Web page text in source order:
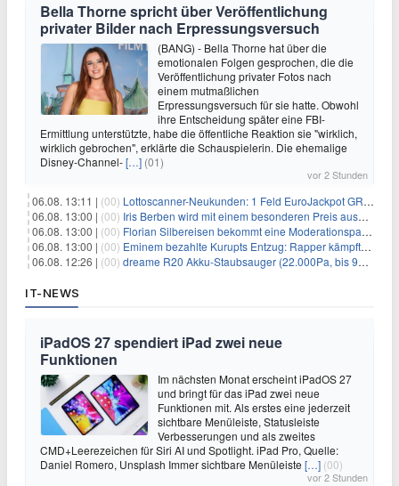
Bella Thorne spricht über Veröffentlichung
privater Bilder nach Erpressungsversuch
(BANG) - Bella Thorne hat über die
emotionalen Folgen gesprochen, die die
Veröffentlichung privater Fotos nach
einem mutmaßlichen
Erpressungsversuch für sie hatte. Obwohl
ihre Entscheidung später eine FBI-
Ermittlung unterstützte, habe die öffentliche Reaktion sie "wirklich,
wirklich gebrochen", erklärte die Schauspielerin. Die ehemalige
Disney-Channel-[…] (01)
vor 2 Stunden
06.08. 13:11 | (00) Lottoscanner-Neukunden: 1 Feld EuroJackpot GRATIS spielen
06.08. 13:00 | (00) Iris Berben wird mit einem besonderen Preis ausgezeichnet
06.08. 13:00 | (00) Florian Silbereisen bekommt eine Moderationspartnerin
06.08. 13:00 | (00) Eminem bezahlte Kurupts Entzug: Rapper kämpfte gegen lebensbedrohliche Alkoholsucht
06.08. 12:26 | (00) dreame R20 Akku-Staubsauger (22.000Pa, bis 90 Min. Laufzeit) für 169€
IT-NEWS
iPadOS 27 spendiert iPad zwei neue
Funktionen
Im nächsten Monat erscheint iPadOS 27
und bringt für das iPad zwei neue
Funktionen mit. Als erstes eine jederzeit
sichtbare Menüleiste, Statusleiste
Verbesserungen und als zweites
CMD+Leerezeichen für Siri AI und Spotlight. iPad Pro, Quelle:
Daniel Romero, Unsplash Immer sichtbare Menüleiste […] (00)
vor 2 Stunden